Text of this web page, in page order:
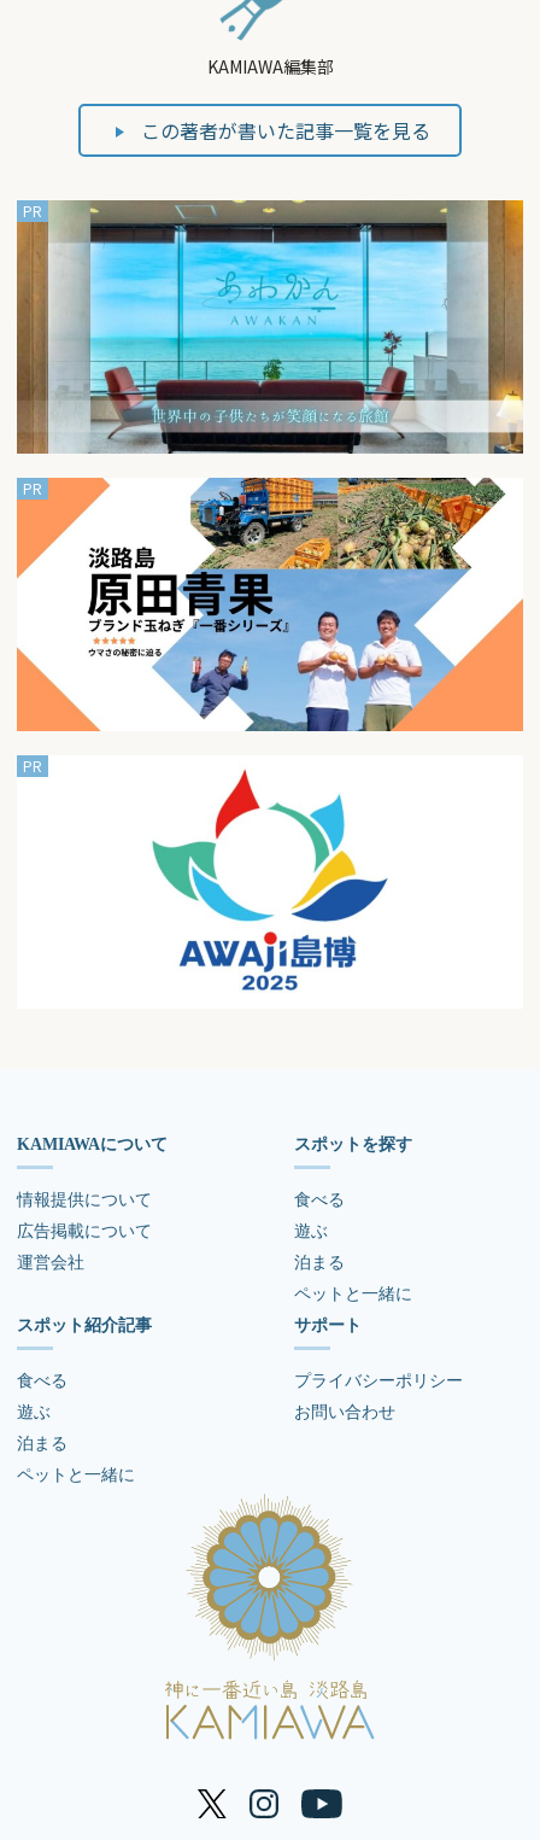
KAMIAWA編集部
この著者が書いた記事一覧を見る
KAMIAWAについて
情報提供について
広告掲載について
運営会社
スポットを探す
食べる
遊ぶ
泊まる
ペットと一緒に
スポット紹介記事
食べる
遊ぶ
泊まる
ペットと一緒に
サポート
プライバシーポリシー
お問い合わせ